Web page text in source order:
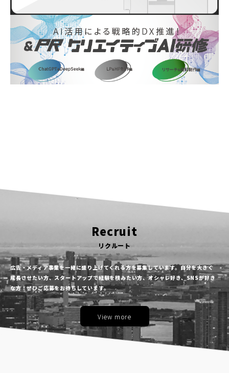
Recruit
リクルート
広告・メディア事業を一緒に盛り上げてくれる方を募集しています。自分を大きく
成長させたい方、スタートアップで経験を積みたい方、オシャレ好き、SNSが好き
な方！ぜひご応募をお待ちしています。
View more